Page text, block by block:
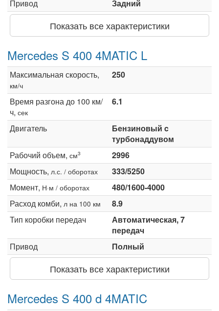
Привод
Задний
Показать все характеристики
Mercedes S 400 4MATIC L
Максимальная скорость,
км/ч
250
Время разгона до 100 км/
ч, сек
6.1
Двигатель
Бензиновый c
турбонаддувом
Рабочий объем, см3
2996
Мощность, л.с. / оборотах
333/5250
Момент, Н·м / оборотах
480/1600-4000
Расход комби, л на 100 км
8.9
Тип коробки передач
Автоматическая, 7
передач
Привод
Полный
Показать все характеристики
Mercedes S 400 d 4MATIC